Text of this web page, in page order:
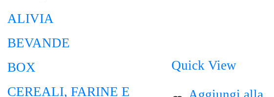
Quick View
ALIVIA
BEVANDE
BOX
CEREALI, FARINE E